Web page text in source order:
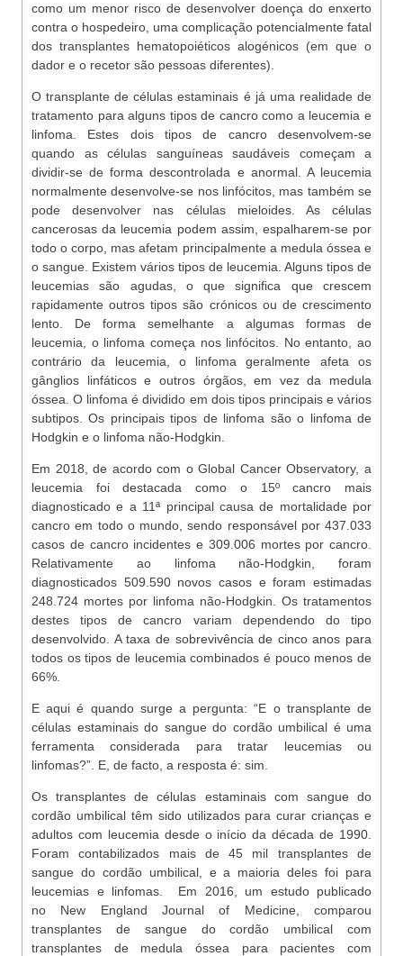
como um menor risco de desenvolver doença do enxerto
contra o hospedeiro, uma complicação potencialmente fatal
dos transplantes hematopoiéticos alogénicos (em que o
dador e o recetor são pessoas diferentes).
O transplante de células estaminais é já uma realidade de
tratamento para alguns tipos de cancro como a leucemia e
linfoma. Estes dois tipos de cancro desenvolvem-se
quando as células sanguíneas saudáveis ​​começam a
dividir-se de forma descontrolada e anormal. A leucemia
normalmente desenvolve-se nos linfócitos, mas também se
pode desenvolver nas células mieloides. As células
cancerosas da leucemia podem assim, espalharem-se por
todo o corpo, mas afetam principalmente a medula óssea e
o sangue. Existem vários tipos de leucemia. Alguns tipos de
leucemias são agudas, o que significa que crescem
rapidamente outros tipos são crónicos ou de crescimento
lento. De forma semelhante a algumas formas de
leucemia, o linfoma começa nos linfócitos. No entanto, ao
contrário da leucemia, o linfoma geralmente afeta os
gânglios linfáticos e outros órgãos, em vez da medula
óssea. O linfoma é dividido em dois tipos principais e vários
subtipos. Os principais tipos de linfoma são o linfoma de
Hodgkin e o linfoma não-Hodgkin.
Em 2018, de acordo com o Global Cancer Observatory, a
leucemia foi destacada como o 15º cancro mais
diagnosticado e a 11ª principal causa de mortalidade por
cancro em todo o mundo, sendo responsável por 437.033
casos de cancro incidentes e 309.006 mortes por cancro.
Relativamente ao linfoma não-Hodgkin, foram
diagnosticados 509.590 novos casos e foram estimadas
248.724 mortes por linfoma não-Hodgkin. Os tratamentos
destes tipos de cancro variam dependendo do tipo
desenvolvido. A taxa de sobrevivência de cinco anos para
todos os tipos de leucemia combinados é pouco menos de
66%.
E aqui é quando surge a pergunta: “E o transplante de
células estaminais do sangue do cordão umbilical é uma
ferramenta considerada para tratar leucemias ou
linfomas?”. E, de facto, a resposta é: sim.
Os transplantes de células estaminais com sangue do
cordão umbilical têm sido utilizados para curar crianças e
adultos com leucemia desde o início da década de 1990.
Foram contabilizados mais de 45 mil transplantes de
sangue do cordão umbilical, e a maioria deles foi para
leucemias e linfomas. Em 2016, um estudo publicado
no New England Journal of Medicine, comparou
transplantes de sangue do cordão umbilical com
transplantes de medula óssea para pacientes com